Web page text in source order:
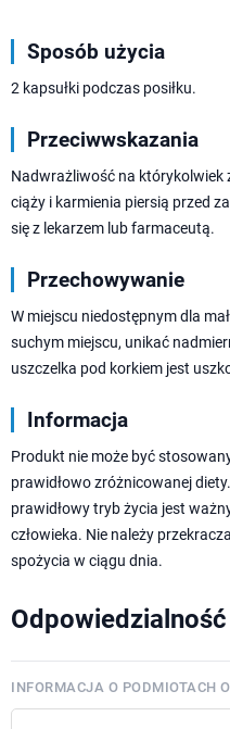
Sposób użycia
2 kapsułki podczas posiłku.
Przeciwwskazania
Nadwrażliwość na którykolwiek
ciąży i karmienia piersią przed
się z lekarzem lub farmaceutą.
Przechowywanie
W miejscu niedostępnym dla
suchym miejscu, unikać
uszczelka pod korkiem jest
Informacja
Produkt nie może być
prawidłowo zróżnicowanej
prawidłowy tryb życia jest
człowieka. Nie należy
spożycia w ciągu dnia.
INFORMACJA O PODMIOTACH